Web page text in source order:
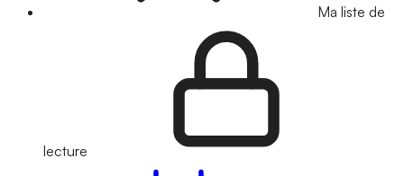
Ma liste de
lecture